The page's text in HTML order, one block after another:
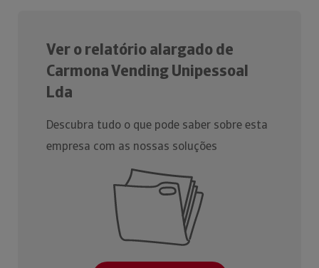
Ver o relatório alargado de
Carmona Vending Unipessoal
Lda
Descubra tudo o que pode saber sobre esta
empresa com as nossas soluções